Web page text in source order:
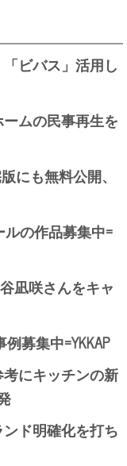
ビバス」活用し
ムの民事再生を
にも無料公開、
の作品募集中=
凪咲さんをキャ
募集中=YKKAP
にキッチンの新
ド明確化を打ち